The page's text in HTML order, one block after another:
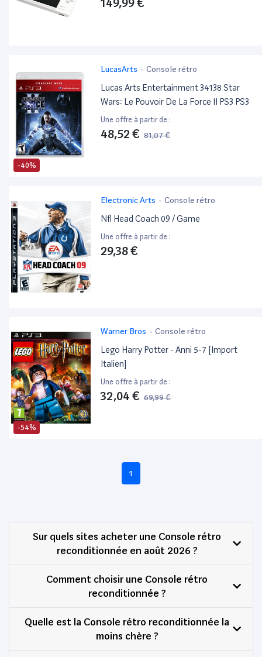
-40%
LucasArts - Console rétro
Lucas Arts Entertainment 34138 Star
Wars: Le Pouvoir De La Force II PS3 PS3
Une offre à partir de :
48,52 € 81,07 €
Electronic Arts - Console rétro
Nfl Head Coach 09 / Game
Une offre à partir de :
29,38 €
-54%
Warner Bros - Console rétro
Lego Harry Potter - Anni 5-7 [Import
Italien]
Une offre à partir de :
32,04 € 69,99 €
1
Sur quels sites acheter une Console rétro
reconditionnée en août 2026 ?
Comment choisir une Console rétro
reconditionnée ?
Quelle est la Console rétro reconditionnée la
moins chère ?